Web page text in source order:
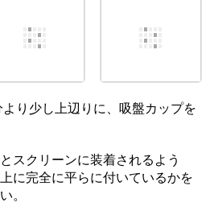
り少し上辺りに、吸盤カップを
スクリーンに装着されるよう
に完全に平らに付いているかを
。